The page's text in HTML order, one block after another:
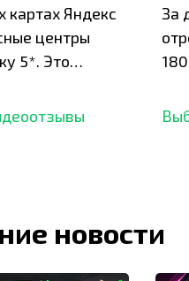
картах Яндекс
центры
5*. Это
За
новости